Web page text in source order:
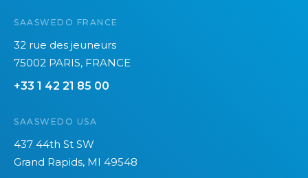
SAASWEDO FRANCE
32 rue des jeuneurs
75002 PARIS, FRANCE
+33 1 42 21 85 00
SAASWEDO USA
437 44th St SW
Grand Rapids, MI 49548